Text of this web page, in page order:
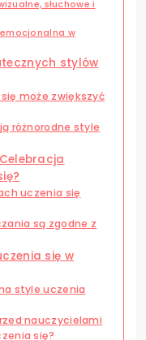
słuchowe i
w
stylów
może zwiększyć
różnorodne style
uczenia się
są zgodne z
się w
style uczenia
nauczycielami
się?